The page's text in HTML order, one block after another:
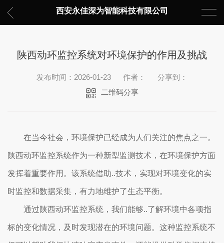
西安永佳深为智能科技有限公司
陕西动环监控系统对环境保护的作用及挑战
发布时间：2026-01-23 作者：
分享到：
二维码分享
在当今社会，环境保护已经成为人们关注的焦点之一。
陕西动环监控系统作为一种新型监测技术，在环境保护方面
发挥着重要作用。该系统借助..技术，实现对环境变化的实
时监控和数据采集，有力地维护了生态平衡。
通过陕西动环监控系统，我们能够..了解环境中各项指
标的变化情况，及时发现潜在的环境问题。这种监控系统不